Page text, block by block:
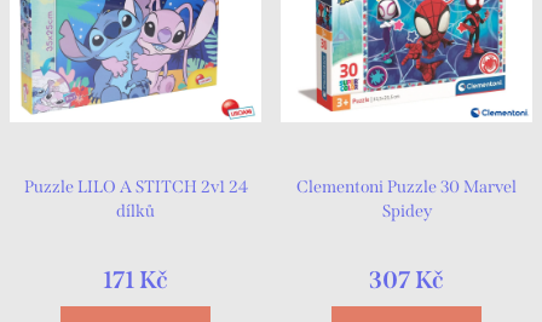
Puzzle LILO A STITCH 2v1 24
dílků
171 Kč
Clementoni Puzzle 30 Marvel
Spidey
307 Kč